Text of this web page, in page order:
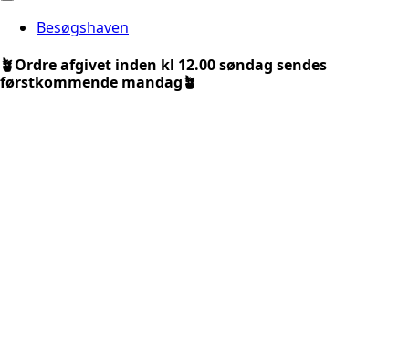
Besøgshaven
🪴Ordre afgivet inden kl 12.00 søndag sendes
førstkommende mandag🪴